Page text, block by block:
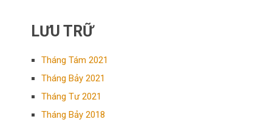
LƯU TRỮ
Tháng Tám 2021
Tháng Bảy 2021
Tháng Tư 2021
Tháng Bảy 2018